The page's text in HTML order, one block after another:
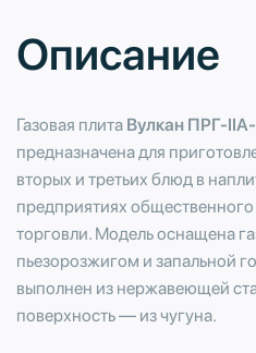
Описание
Газовая плита Вулкан ПРГ-
предназначена для
вторых и третьих блюд в
предприятиях
торговли. Модель оснащена
пьезорозжигом и запальной
выполнен из нержавеющей
поверхность — из чугуна.